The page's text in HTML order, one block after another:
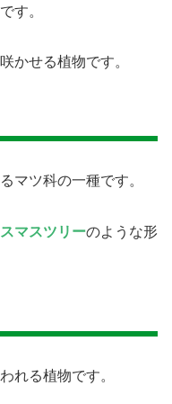
す。
かせる植物です。
マツ科の一種です。
マスツリーのような形
れる植物です。